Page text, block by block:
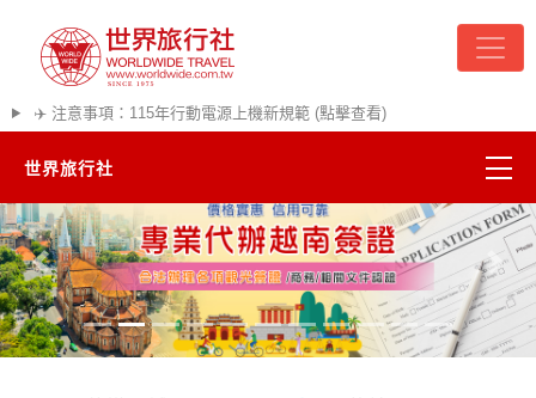
✈️ 注意事項：115年行動電源上機新規範 (點擊查看)
世界旅行社
精彩越南
熱門韓國
超夯日本
往前
往後
旅遊區域
目的地
出發時間